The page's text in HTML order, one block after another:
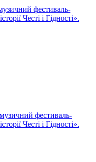
фестиваль-
Честі і Гідності».
фестиваль-
Честі і Гідності».